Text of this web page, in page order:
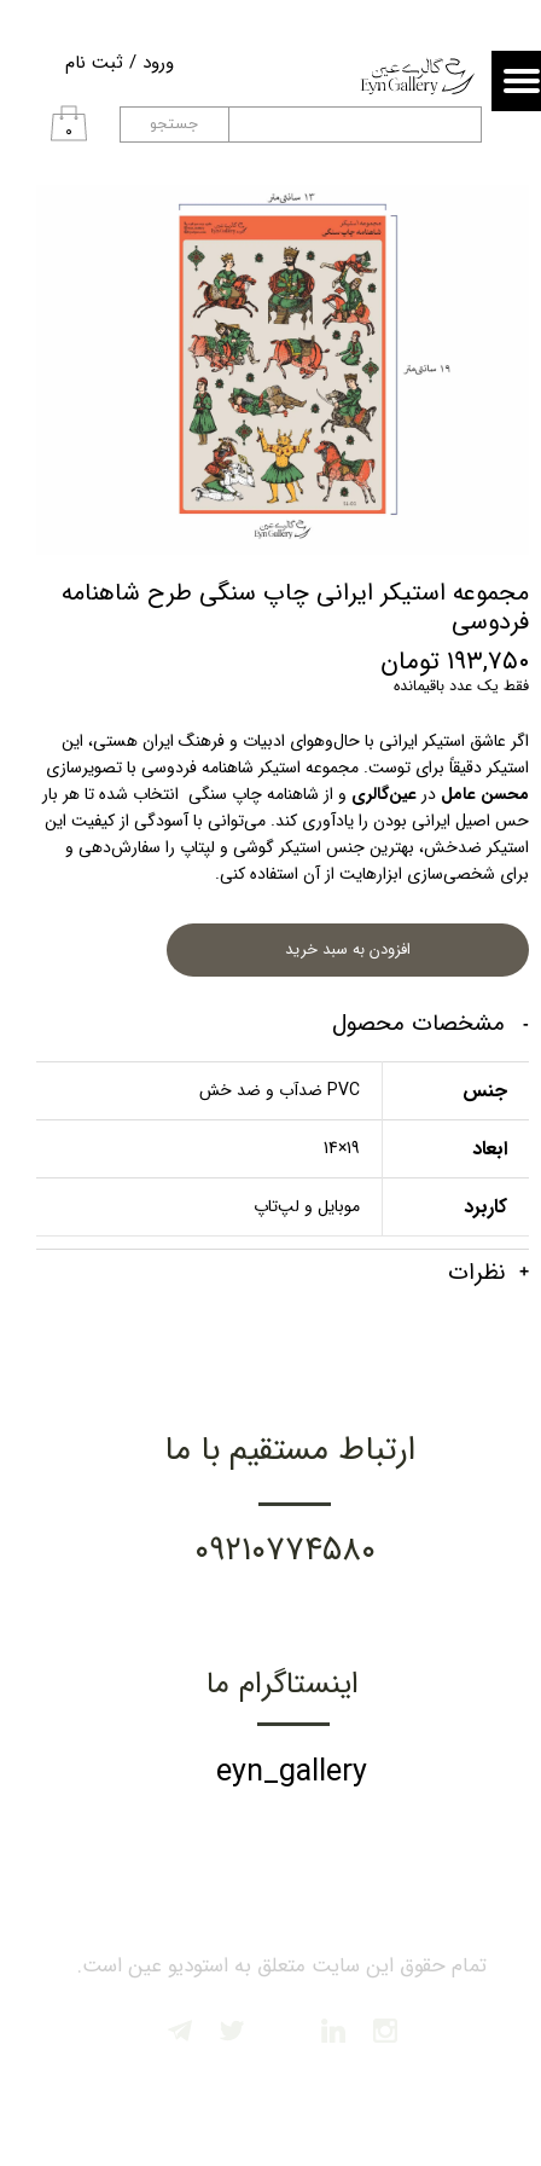
۰
ورود / ثبت نام
حساب کاربری من
تغییر گذر واژه
خروج از حساب کاربری
جستجو
مجموعه استیکر ایرانی چاپ سنگی طرح شاهنامه
فردوسی
۱۹۳,۷۵۰ تومان
فقط یک عدد باقیمانده
استیکر دقیقاً برای توست. مجموعه استیکر شاهنامه فردوسی با تصویرسازی
محسن عامل در عین‌گالری
برای شخصی‌سازی ابزارهایت از آن استفاده کنی.
افزودن به سبد خرید
مشخصات محصول
جنس PVC ضدآب و ضد خش
ابعاد 19×14
کاربرد موبایل و لپ‌تاپ
نظرات
تمام حقوق این سایت متعلق به استودیو عین است.
ارتباط مستقیم با ما
۰۹۲۱۰۷۷۴۵۸۰
اینستاگرام ما
eyn_gallery